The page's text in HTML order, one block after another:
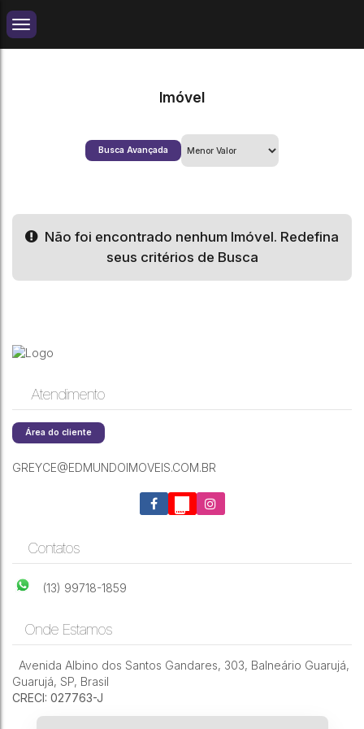
Imóvel
Busca Avançada
Não foi encontrado nenhum Imóvel. Redefina
seus critérios de Busca
Atendimento
Área do cliente
GREYCE@EDMUNDOIMOVEIS.COM.BR
Contatos
(13) 99718-1859
Onde Estamos
Avenida Albino dos Santos Gandares, 303, Balneário Guarujá,
Guarujá, SP, Brasil
CRECI: 027763-J